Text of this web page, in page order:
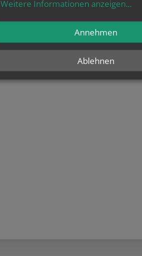
Weitere Informationen anzeigen...
Ablehnen
Annehmen